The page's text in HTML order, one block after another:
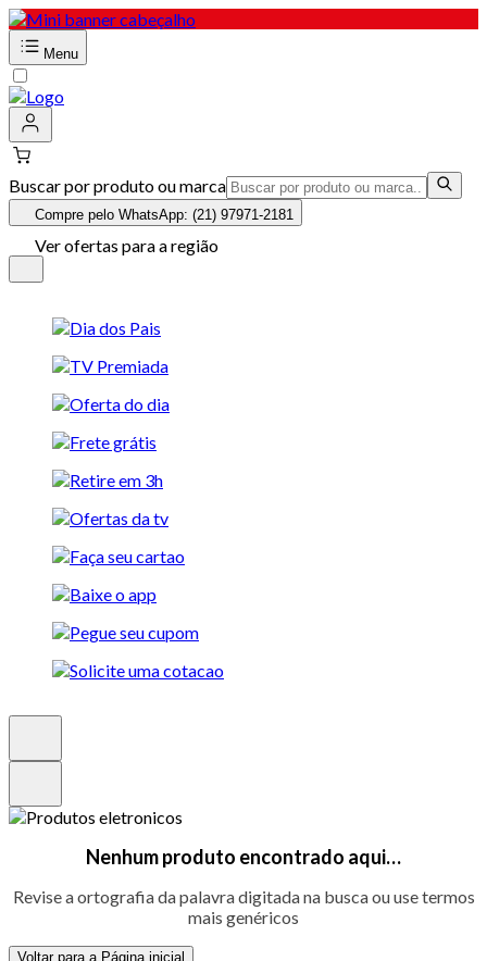
Menu
Buscar por produto ou marca
Compre pelo WhatsApp: (21) 97971-2181
Ver ofertas para a região
Nenhum produto encontrado aqui…
Revise a ortografia da palavra digitada na busca ou use termos
mais genéricos
Voltar para a Página inicial